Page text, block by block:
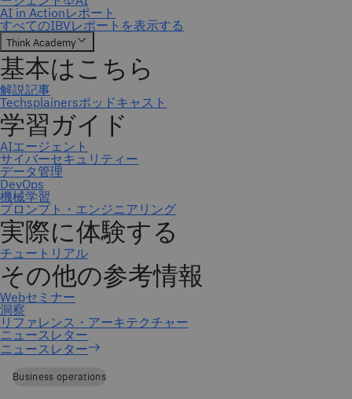
ニュースレター
Business operations